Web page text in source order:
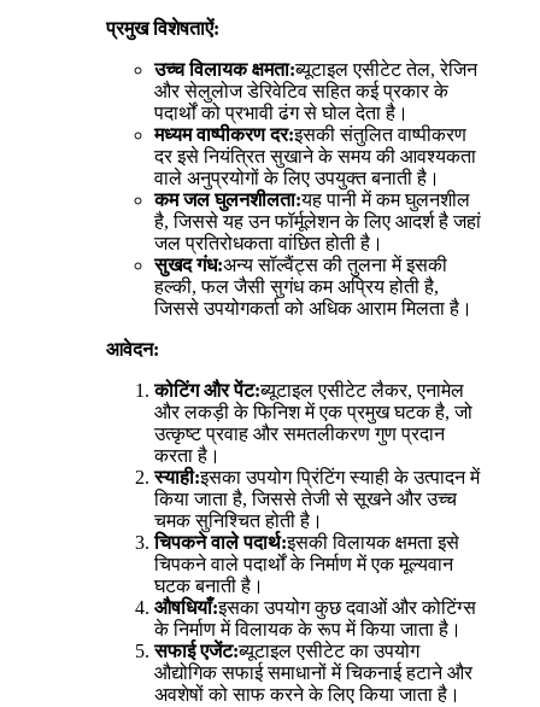
प्रमुख विशेषताऐं:
उच्च विलायक क्षमता:ब्यूटाइल एसीटेट तेल, रेजिन
और सेलुलोज डेरिवेटिव सहित कई प्रकार के
पदार्थों को प्रभावी ढंग से घोल देता है।
मध्यम वाष्पीकरण दर:इसकी संतुलित वाष्पीकरण
दर इसे नियंत्रित सुखाने के समय की आवश्यकता
वाले अनुप्रयोगों के लिए उपयुक्त बनाती है।
कम जल घुलनशीलता:यह पानी में कम घुलनशील
है, जिससे यह उन फॉर्मूलेशन के लिए आदर्श है जहां
जल प्रतिरोधकता वांछित होती है।
सुखद गंध:अन्य सॉल्वैंट्स की तुलना में इसकी
हल्की, फल जैसी सुगंध कम अप्रिय होती है,
जिससे उपयोगकर्ता को अधिक आराम मिलता है।
आवेदन:
कोटिंग और पेंट:ब्यूटाइल एसीटेट लैकर, एनामेल
और लकड़ी के फिनिश में एक प्रमुख घटक है, जो
उत्कृष्ट प्रवाह और समतलीकरण गुण प्रदान
करता है।
स्याही:इसका उपयोग प्रिंटिंग स्याही के उत्पादन में
किया जाता है, जिससे तेजी से सूखने और उच्च
चमक सुनिश्चित होती है।
चिपकने वाले पदार्थ:इसकी विलायक क्षमता इसे
चिपकने वाले पदार्थों के निर्माण में एक मूल्यवान
घटक बनाती है।
औषधियाँ:इसका उपयोग कुछ दवाओं और कोटिंग्स
के निर्माण में विलायक के रूप में किया जाता है।
सफाई एजेंट:ब्यूटाइल एसीटेट का उपयोग
औद्योगिक सफाई समाधानों में चिकनाई हटाने और
अवशेषों को साफ करने के लिए किया जाता है।